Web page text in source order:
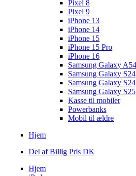
Pixel 8
Pixel 9
iPhone 13
iPhone 14
iPhone 15
iPhone 15 Pro
iPhone 16
Samsung Galaxy A54
Samsung Galaxy S24
Samsung Galaxy
Samsung Galaxy S25
Kasse til mobiler
Powerbanks
Mobil til ældre
Hjem
Del af Billig Pris DK
Hjem